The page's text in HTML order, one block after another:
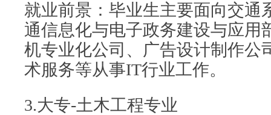
就业前景：毕业生主要面向交通
通信息化与电子政务建设与应用
机专业化公司、广告设计制作公
术服务等从事IT行业工作。
3.大专-土木工程专业